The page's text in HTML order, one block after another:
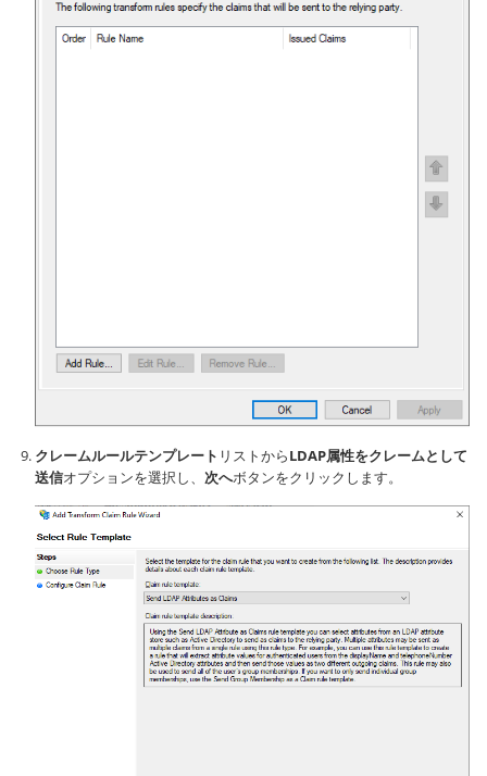
クレームルールテンプレート リストからLDAP属性をクレームとして
送信オプションを選択し、 次へボタンをクリックします。